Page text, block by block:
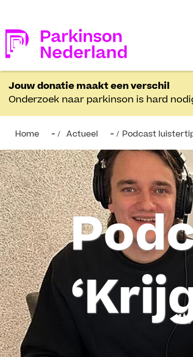
Jouw donatie maakt een verschil
Onderzoek naar parkinson is hard
Home Actueel Podcast